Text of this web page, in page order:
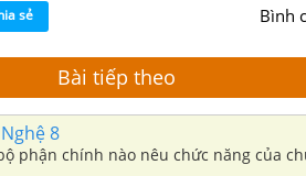
sẻ Bình
Bài tiếp theo
8
phận chính nào nêu chức năng của